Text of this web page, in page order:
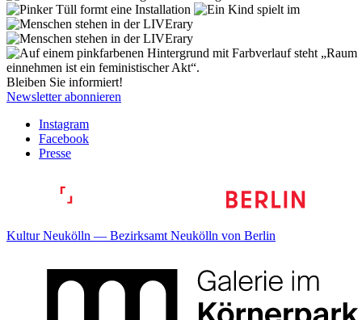
Bleiben Sie informiert!
Newsletter abonnieren
Instagram
Facebook
Presse
Kultur Neukölln — Bezirksamt Neukölln von Berlin